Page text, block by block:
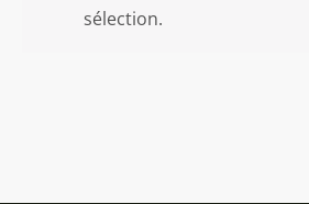
sélection.